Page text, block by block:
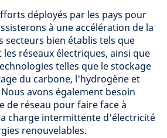
déployés par les pays pour
à une accélération de la
secteurs bien établis tels que
réseaux électriques, ainsi que
telles que le stockage
du carbone, l'hydrogène et
avons également besoin
réseau pour faire face à
charge intermittente d'électricité
renouvelables.